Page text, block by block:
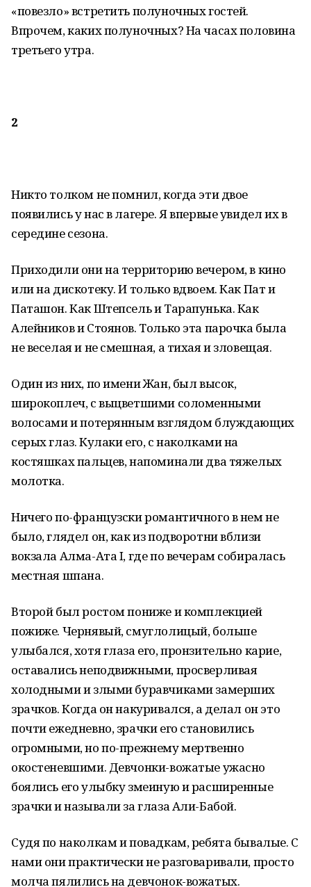
«повезло» встретить полуночных гостей.
Впрочем, каких полуночных? На часах половина
третьего утра.
2
Никто толком не помнил, когда эти двое
появились у нас в лагере. Я впервые увидел их в
середине сезона.
Приходили они на территорию вечером, в кино
или на дискотеку. И только вдвоем. Как Пат и
Паташон. Как Штепсель и Тарапунька. Как
Алейников и Стоянов. Только эта парочка была
не веселая и не смешная, а тихая и зловещая.
Один из них, по имени Жан, был высок,
широкоплеч, с выцветшими соломенными
волосами и потерянным взглядом блуждающих
серых глаз. Кулаки его, с наколками на
костяшках пальцев, напоминали два тяжелых
молотка.
Ничего по-французски романтичного в нем не
было, глядел он, как из подворотни вблизи
вокзала Алма-Ата I, где по вечерам собиралась
местная шпана.
Второй был ростом пониже и комплекцией
пожиже. Чернявый, смуглолицый, больше
улыбался, хотя глаза его, пронзительно карие,
оставались неподвижными, просверливая
холодными и злыми буравчиками замерших
зрачков. Когда он накуривался, а делал он это
почти ежедневно, зрачки его становились
огромными, но по-прежнему мертвенно
окостеневшими. Девчонки-вожатые ужасно
боялись его улыбку змеиную и расширенные
зрачки и называли за глаза Али-Бабой.
Судя по наколкам и повадкам, ребята бывалые. С
нами они практически не разговаривали, просто
молча пялились на девчонок-вожатых.